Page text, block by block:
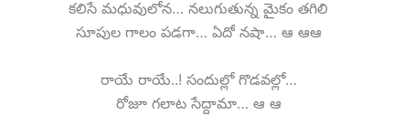
కలిసే మధువులోన… నలుగుతున్న మైకం తగిలి
సూపుల గాలం పడగా… ఏదో నషా… ఆ ఆఆ
రాయే రాయే..! సందుల్లో గొడవల్లో…
రోజూ గలాట సేద్దామా… ఆ ఆ